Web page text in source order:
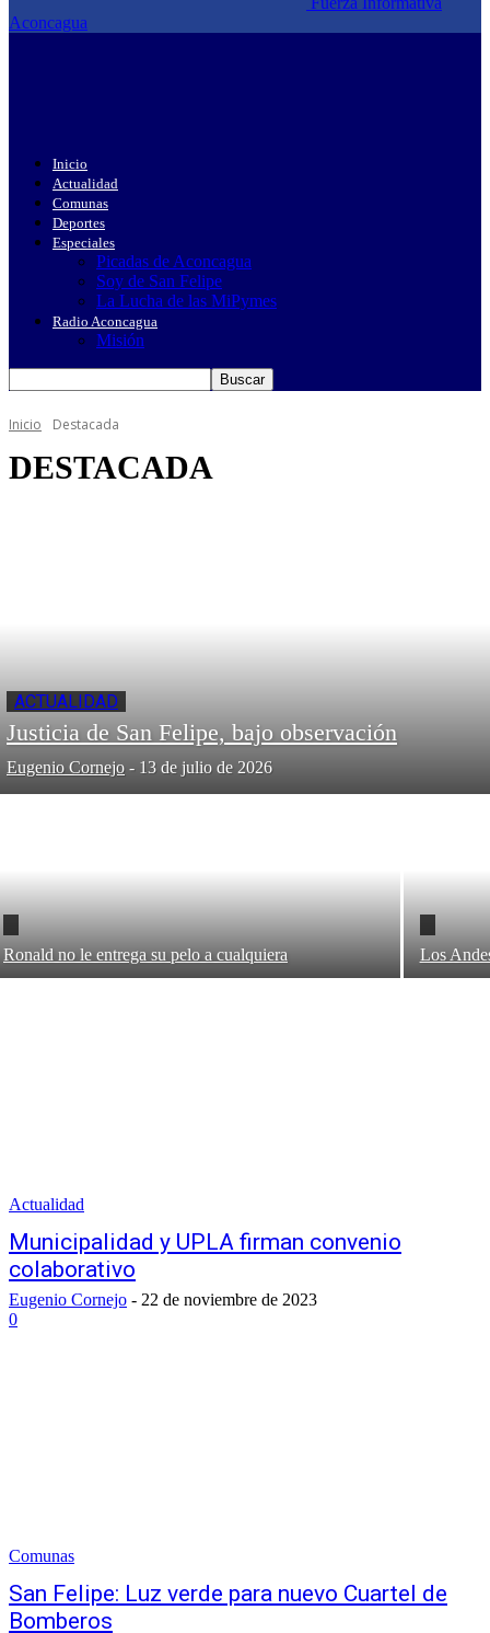
Aconcagua
Inicio
Actualidad
Comunas
Deportes
Especiales
Picadas de Aconcagua
Soy de San Felipe
La Lucha de las MiPymes
Radio Aconcagua
Misión
Inicio Destacada
DESTACADA
ACTUALIDAD
Justicia de San Felipe, bajo observación
Eugenio Cornejo - 13 de julio de 2026
Ronald no le entrega su pelo a cualquiera Los
Actualidad
Municipalidad y UPLA firman convenio
colaborativo
Eugenio Cornejo - 22 de noviembre de 2023
0
Comunas
San Felipe: Luz verde para nuevo Cuartel de
Bomberos